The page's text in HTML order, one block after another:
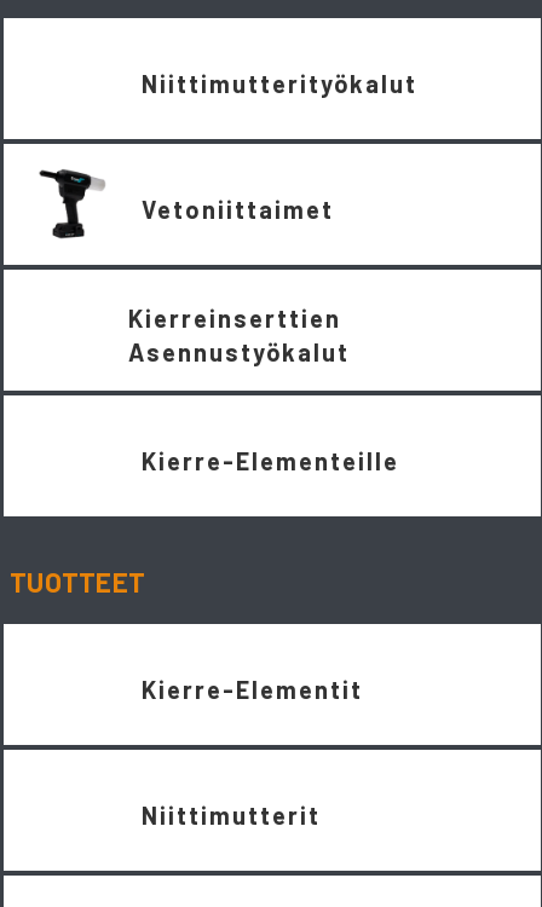
Niittimutterityökalut
Vetoniittaimet
Kierreinserttien
Asennustyökalut
Kierre-Elementeille
TUOTTEET
Kierre-Elementit
Niittimutterit